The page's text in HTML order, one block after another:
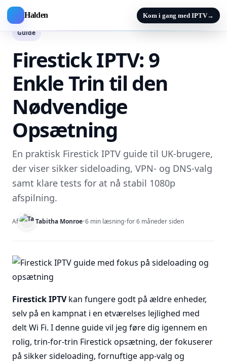
Halden Kom i gang med IPTV→
Guide
Firestick IPTV: 9
Enkle Trin til den
Nødvendige
Opsætning
En praktisk Firestick IPTV guide til UK-brugere,
der viser sikker sideloading, VPN- og DNS-valg
samt klare tests for at nå stabil 1080p
afspilning.
Af Tabitha Monroe•6 min læsning•for 6 måneder siden
Firestick IPTVkan fungere godt på ældre enheder,
selv på en kampnat i en etværelses lejlighed med
delt Wi Fi. I denne guide vil jeg føre dig igennem en
rolig, trin-for-trin Firestick opsætning, der fokuserer
på sikker sideloading, fornuftige app-valg og